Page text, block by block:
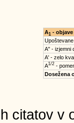
A1 - objave
A'' - izjemni
A' - zelo
A1/2-
Dosežena
citatov v